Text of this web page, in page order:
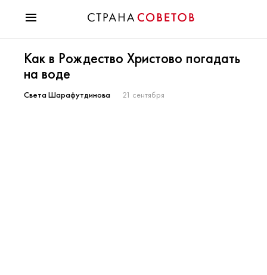
Мода
Звезды
Гороскопы
Как в Рождество Христово погадать
на воде
Света Шарафутдинова 21 сентября